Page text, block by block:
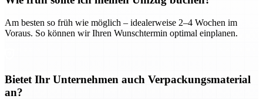
Am besten so früh wie möglich – idealerweise 2–4 Wochen im
Voraus. So können wir Ihren Wunschtermin optimal einplanen.
Bietet Ihr Unternehmen auch Verpackungsmaterial
an?